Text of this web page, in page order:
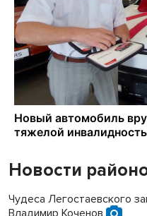
Новости
Чудеса Легостаевского
Владимир Коченов